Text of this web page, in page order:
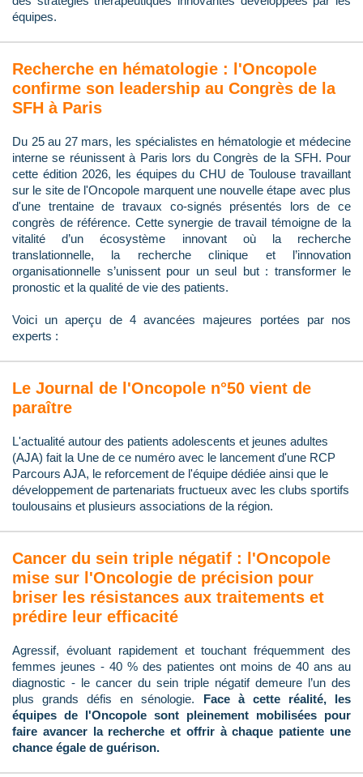
équipes.
Recherche en hématologie : l'Oncopole
confirme son leadership au Congrès de la
SFH à Paris
Du 25 au 27 mars, les spécialistes en hématologie et médecine
interne se réunissent à Paris lors du Congrès de la SFH. Pour
cette édition 2026, les équipes du CHU de Toulouse travaillant
sur le site de l'Oncopole marquent une nouvelle étape avec plus
d'une trentaine de travaux co-signés présentés lors de ce
congrès de référence. Cette synergie de travail témoigne de la
vitalité d’un écosystème innovant où la recherche
translationnelle, la recherche clinique et l’innovation
organisationnelle s’unissent pour un seul but : transformer le
pronostic et la qualité de vie des patients.
Voici un aperçu de 4 avancées majeures portées par nos
experts :
Le Journal de l'Oncopole n°50 vient de
paraître
L'actualité autour des patients adolescents et jeunes adultes
(AJA) fait la Une de ce numéro avec le lancement d'une RCP
Parcours AJA, le reforcement de l'équipe dédiée ainsi que le
développement de partenariats fructueux avec les clubs sportifs
toulousains et plusieurs associations de la région.
Cancer du sein triple négatif : l'Oncopole
mise sur l'Oncologie de précision pour
briser les résistances aux traitements et
prédire leur efficacité
Agressif, évoluant rapidement et touchant fréquemment des
femmes jeunes - 40 % des patientes ont moins de 40 ans au
diagnostic - le cancer du sein triple négatif demeure l’un des
plus grands défis en sénologie. Face à cette réalité, les
équipes de l'Oncopole sont pleinement mobilisées pour
faire avancer la recherche et offrir à chaque patiente une
chance égale de guérison.